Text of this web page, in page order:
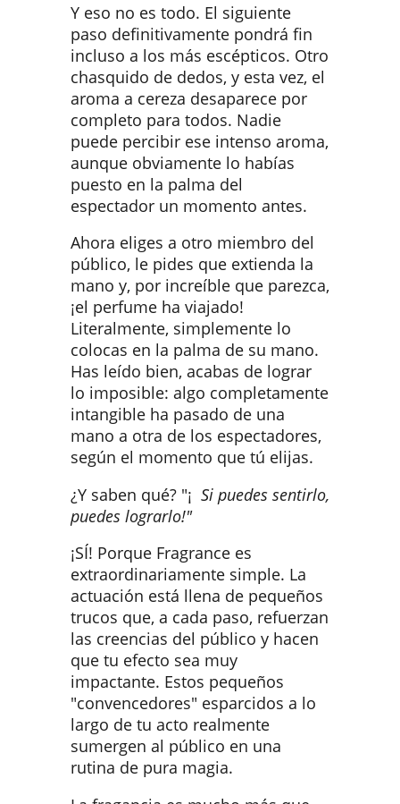
Y eso no es todo. El siguiente
paso definitivamente pondrá fin
incluso a los más escépticos. Otro
chasquido de dedos, y esta vez, el
aroma a cereza desaparece por
completo para todos. Nadie
puede percibir ese intenso aroma,
aunque obviamente lo habías
puesto en la palma del
espectador un momento antes.
Ahora eliges a otro miembro del
público, le pides que extienda la
mano y, por increíble que parezca,
¡el perfume ha viajado!
Literalmente, simplemente lo
colocas en la palma de su mano.
Has leído bien, acabas de lograr
lo imposible: algo completamente
intangible ha pasado de una
mano a otra de los espectadores,
según el momento que tú elijas.
¿Y saben qué? "¡ Si puedes sentirlo,
puedes lograrlo!"
¡SÍ! Porque Fragrance es
extraordinariamente simple. La
actuación está llena de pequeños
trucos que, a cada paso, refuerzan
las creencias del público y hacen
que tu efecto sea muy
impactante. Estos pequeños
"convencedores" esparcidos a lo
largo de tu acto realmente
sumergen al público en una
rutina de pura magia.